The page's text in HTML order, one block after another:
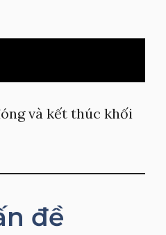
và kết thúc khối
đề